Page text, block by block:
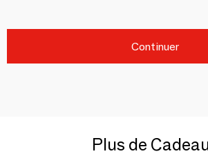
Continuer
Plus de